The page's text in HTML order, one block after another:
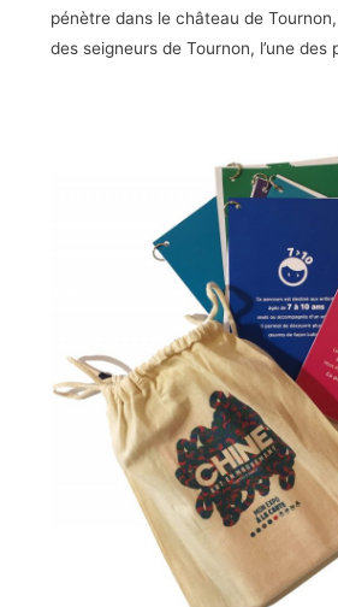
pénètre dans le château de
des seigneurs de Tournon, l’une des